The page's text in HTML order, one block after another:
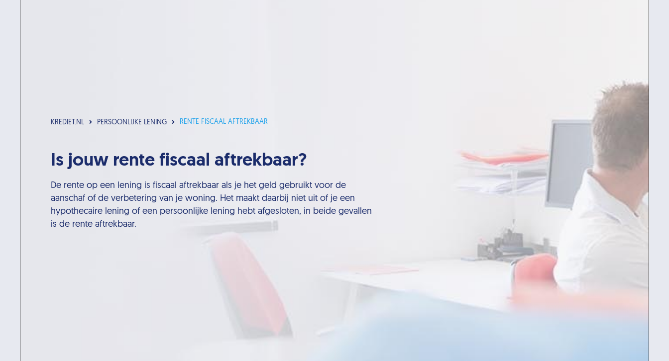
KREDIET.NL PERSOONLIJKE LENING RENTE FISCAAL AFTREKBAAR
Is jouw rente fiscaal aftrekbaar?
De rente op een lening is fiscaal aftrekbaar als je het geld gebruikt voor de
aanschaf of de verbetering van je woning. Het maakt daarbij niet uit of je een
hypothecaire lening of een persoonlijke lening hebt afgesloten, in beide gevallen
is de rente aftrekbaar.